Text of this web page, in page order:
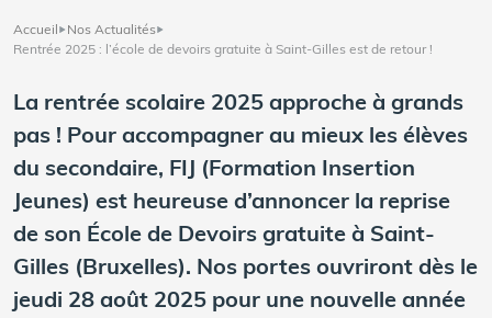
Accueil
Nos Actualités
Rentrée 2025 : l’école de devoirs gratuite à Saint-Gilles est de retour !
La rentrée scolaire 2025 approche à grands
pas ! Pour accompagner au mieux les élèves
du secondaire, FIJ (Formation Insertion
Jeunes) est heureuse d’annoncer la reprise
de son École de Devoirs gratuite à Saint-
Gilles (Bruxelles). Nos portes ouvriront dès le
jeudi 28 août 2025 pour une nouvelle année